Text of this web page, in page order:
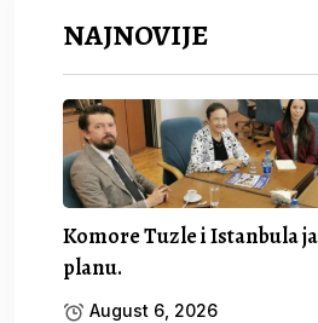
NAJNOVIJE
Komore Tuzle i Istanbula
planu.
August 6, 2026